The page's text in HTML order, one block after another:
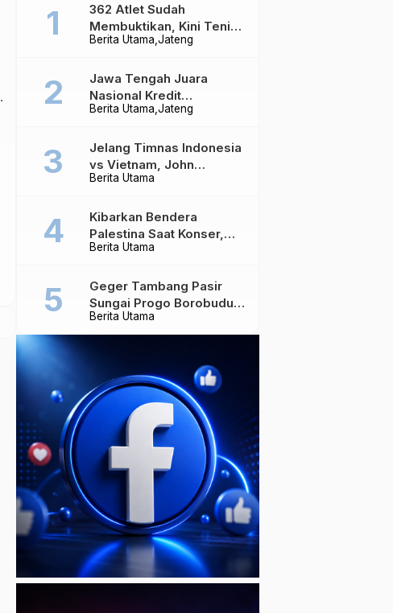
Berita Utama Jateng
362 Atlet Sudah
Membuktikan, Kini Tenis
Meja Jateng Dibidik Jadi
Berita Utama Jateng
Jawa Tengah Juara
Nasional Kredit
Perumahan, Realisasi
Berita Utama
Jelang Timnas Indonesia
vs Vietnam, John
Herdman Ungkap Hal
Berita Utama
Kibarkan Bendera
Palestina Saat Konser,
Massive Attack Dilarang
Berita Utama
Geger Tambang Pasir
Sungai Progo Borobudur,
Warga Sambeng Hentikan
Alat Berat dan Usir Truk